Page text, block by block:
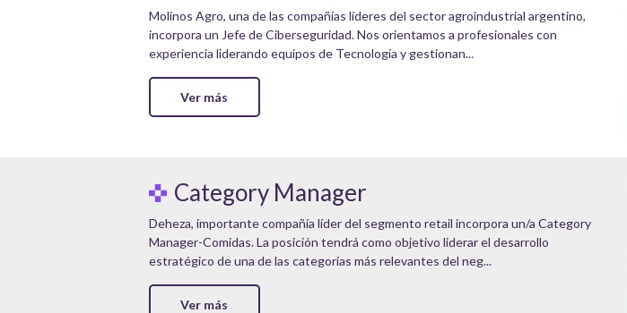
Molinos Agro, una de las compañías líderes del sector agroindustrial argentino,
incorpora un Jefe de Ciberseguridad. Nos orientamos a profesionales con
experiencia liderando equipos de Tecnología y gestionan...
Ver más
Category Manager
Deheza, importante compañía líder del segmento retail incorpora un/a Category
Manager-Comidas. La posición tendrá como objetivo liderar el desarrollo
estratégico de una de las categorías más relevantes del neg...
Ver más